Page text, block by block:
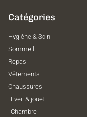
Catégories
Hygiène & Soin
Sommeil
Repas
Vêtements
Chaussures
Eveil & jouet
Chambre